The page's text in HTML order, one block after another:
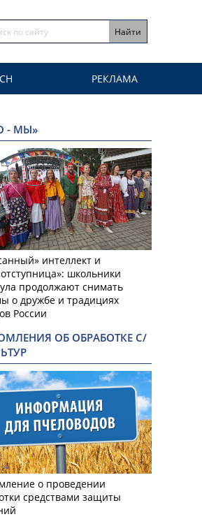
РЕКЛАМА
- МЫ»
интеллект и
школьники
продолжают снимать
о дружбе и традициях
России
ОБ ОБРАБОТКЕ С/
о проведении
средствами защиты